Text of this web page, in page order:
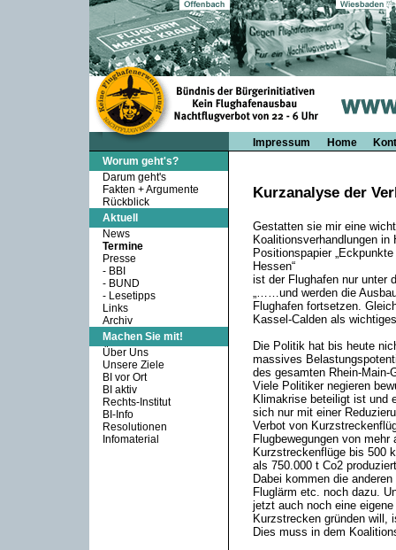
Impressum Home
Worum geht's?
Darum geht's
Fakten + Argumente
Rückblick
Aktuell
News
Termine
Presse
- BBI
- BUND
- Lesetipps
Links
Archiv
Machen Sie mit!
Über Uns
Unsere Ziele
BI vor Ort
BI aktiv
Rechts-Institut
BI-Info
Resolutionen
Infomaterial
Kurzanalyse der
Gestatten sie mir eine
Koalitionsverhandlungen in
Positionspapier
Hessen“
ist der Flughafen nur unter
„……und werden die
Flughafen fortsetzen.
Kassel-Calden als
Die Politik hat bis heute
massives
des gesamten Rhein-Main-
Viele Politiker negieren
Klimakrise beteiligt ist und
sich nur mit einer
Verbot von
Flugbewegungen von
Kurzstreckenflüge bis 500
als 750.000 t Co2
Dabei kommen die
Fluglärm etc. noch dazu.
jetzt auch noch eine
Kurzstrecken gründen will,
Dies muss in dem